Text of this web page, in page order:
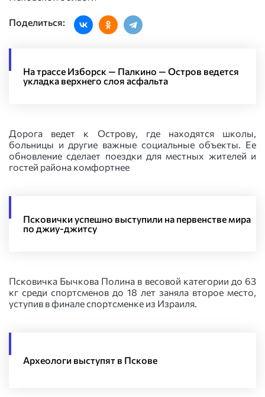
Поделиться:
На трассе Изборск — Палкино — Остров ведется
укладка верхнего слоя асфальта
Дорога ведет к Острову, где находятся школы,
больницы и другие важные социальные объекты. Ее
обновление сделает поездки для местных жителей и
гостей района комфортнее
Псковички успешно выступили на первенстве мира
по джиу-джитсу
Псковичка Бычкова Полина в весовой категории до 63
кг среди спортсменов до 18 лет заняла второе место,
уступив в финале спортсменке из Израиля.
Археологи выступят в Пскове